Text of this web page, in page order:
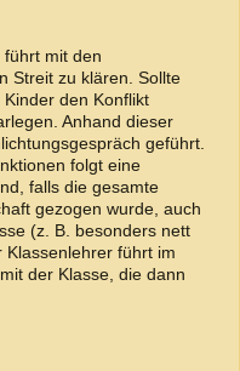
mit den
Streit zu klären. Sollte
den Konflikt
Anhand dieser
geführt.
folgt eine
falls die gesamte
gezogen wurde, auch
(z. B. besonders nett
führt im
der Klasse, die dann